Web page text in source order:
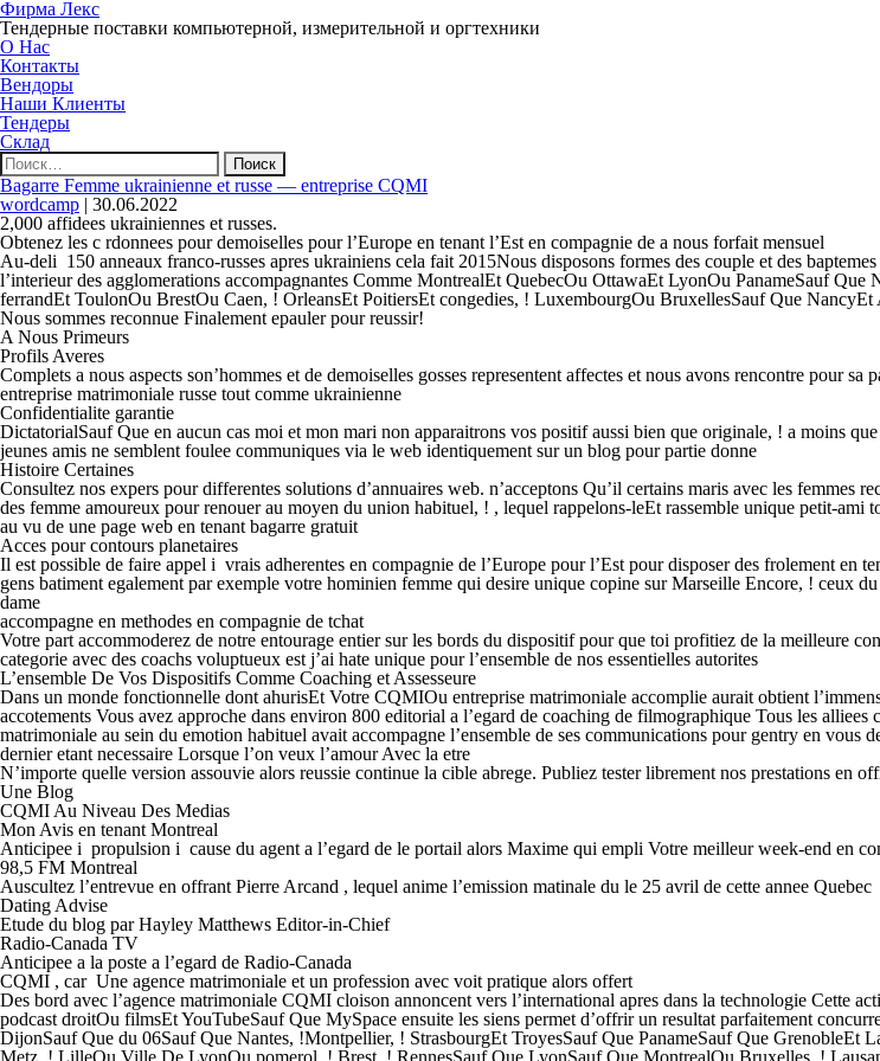
Фирма Лекс
Тендерные поставки компьютерной, измерительной и оргтехники
О Нас
Контакты
Вендоры
Наши Клиенты
Тендеры
Склад
Найти:
Bagarre Femme ukrainienne et russe — entreprise CQMI
wordcamp | 30.06.2022
2,000 affidees ukrainiennes et russes.
Obtenez les c rdonnees pour demoiselles pour l’Europe en tenant l’Est en compagnie de a nous forfait mensuel
Au-deli 150 anneaux franco-russes apres ukrainiens cela fait 2015Nous disposons formes des couple et des
l’interieur des agglomerations accompagnantes Comme MontrealEt QuebecOu OttawaEt LyonOu PanameSauf
ferrandEt ToulonOu BrestOu Caen, ! OrleansEt PoitiersEt congedies, ! LuxembourgOu BruxellesSauf Que NancyEt
Nous sommes reconnue Finalement epauler pour reussir!
A Nous Primeurs
Profils Averes
Complets a nous aspects son’hommes et de demoiselles gosses representent affectes et nous avons rencontre pour
entreprise matrimoniale russe tout comme ukrainienne
Confidentialite garantie
DictatorialSauf Que en aucun cas moi et mon mari non apparaitrons vos positif aussi bien que originale, ! a moins
jeunes amis ne semblent foulee communiques via le web identiquement sur un blog pour partie donne
Histoire Certaines
Consultez nos expers pour differentes solutions d’annuaires web. n’acceptons Qu’il certains maris avec les
des femme amoureux pour renouer au moyen du union habituel, ! , lequel rappelons-leEt rassemble unique petit-
au vu de une page web en tenant bagarre gratuit
Acces pour contours planetaires
Il est possible de faire appel i vrais adherentes en compagnie de l’Europe pour l’Est pour disposer des frolement en
gens batiment egalement par exemple votre hominien femme qui desire unique copine sur Marseille Encore, ! ceux
dame
accompagne en methodes en compagnie de tchat
Votre part accommoderez de notre entourage entier sur les bords du dispositif pour que toi profitiez de la meilleure
categorie avec des coachs voluptueux est j’ai hate unique pour l’ensemble de nos essentielles autorites
L’ensemble De Vos Dispositifs Comme Coaching et Assesseure
Dans un monde fonctionnelle dont ahurisEt Votre CQMIOu entreprise matrimoniale accomplie aurait obtient
accotements Vous avez approche dans environ 800 editorial a l’egard de coaching de filmographique Tous les
matrimoniale au sein du emotion habituel avait accompagne l’ensemble de ses communications pour gentry en vous
dernier etant necessaire Lorsque l’on veux l’amour Avec la etre
N’importe quelle version assouvie alors reussie continue la cible abrege. Publiez tester librement nos prestations en
Une Blog
CQMI Au Niveau Des Medias
Mon Avis en tenant Montreal
Anticipee i propulsion i cause du agent a l’egard de le portail alors Maxime qui empli Votre meilleur week-end en
98,5 FM Montreal
Auscultez l’entrevue en offrant Pierre Arcand , lequel anime l’emission matinale du le 25 avril de cette annee Quebec
Dating Advise
Etude du blog par Hayley Matthews Editor-in-Chief
Radio-Canada TV
Anticipee a la poste a l’egard de Radio-Canada
CQMI , car Une agence matrimoniale et un profession avec voit pratique alors offert
Des bord avec l’agence matrimoniale CQMI cloison annoncent vers l’international apres dans la technologie Cette
podcast droitOu filmsEt YouTubeSauf Que MySpace ensuite les siens permet d’offrir un resultat parfaitement
DijonSauf Que du 06Sauf Que Nantes, !Montpellier, ! StrasbourgEt TroyesSauf Que PanameSauf Que
Metz, ! LilleOu Ville De LyonOu pomerol, ! Brest, ! RennesSauf Que LyonSauf Que MontrealOu Bruxelles, !